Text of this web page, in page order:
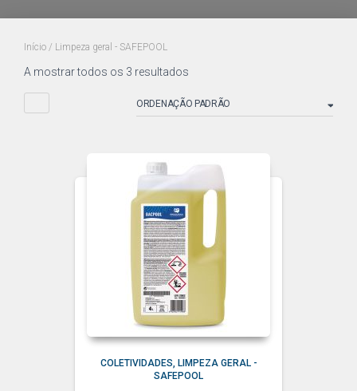
Início / Limpeza geral - SAFEPOOL
A mostrar todos os 3 resultados
COLETIVIDADES
LIMPEZA GERAL -
SAFEPOOL